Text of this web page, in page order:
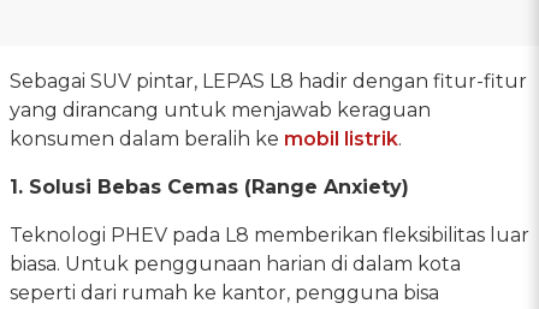
Sebagai SUV pintar, LEPAS L8 hadir dengan fitur-fitur
yang dirancang untuk menjawab keraguan
konsumen dalam beralih ke mobil listrik.
1. Solusi Bebas Cemas (Range Anxiety)
Teknologi PHEV pada L8 memberikan fleksibilitas luar
biasa. Untuk penggunaan harian di dalam kota
seperti dari rumah ke kantor, pengguna bisa